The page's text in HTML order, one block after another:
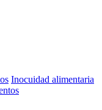
Inocuidad alimentaria